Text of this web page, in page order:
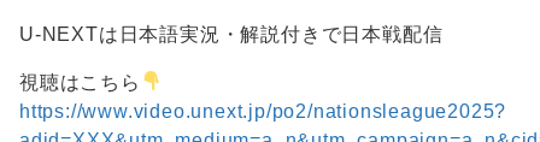
U-NEXTは日本語実況・解説付きで日本戦配信
視聴はこちら
https://www.video.unext.jp/po2/nationsleague2025?